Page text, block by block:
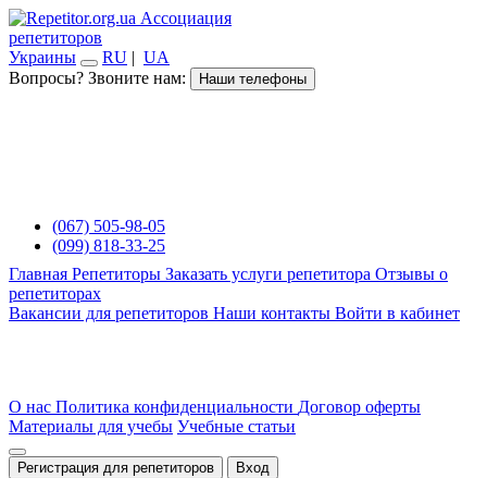
Ассоциация
репетиторов
Украины
RU | UA
Вопросы? Звоните нам:
Наши телефоны
(067) 505-98-05
(099) 818-33-25
Главная Репетиторы Заказать услуги репетитора Отзывы о
репетиторах
Вакансии для репетиторов Наши контакты Войти в кабинет
О нас Политика конфиденциальности Договор оферты
Материалы для учебы Учебные статьи
Регистрация для репетиторов Вход